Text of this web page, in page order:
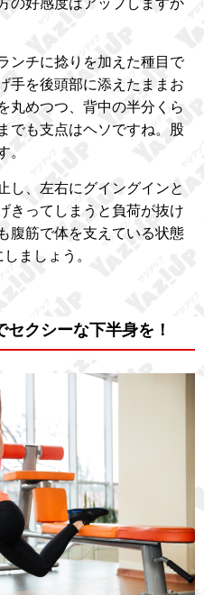
の好感度はアップしますか
ンチに捻りを加えた種目で
手を後頭部に添えたままお
丸めつつ、背中の半分くら
でも支点はヘソですね。股
。
し、左右にグイングインと
きってしまうと負荷が抜け
腹筋で体を支えている状態
ましょう。
クシーな下半身を！